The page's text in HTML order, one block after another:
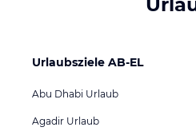
Urlaubsziele AB-EL
Abu Dhabi Urlaub
Agadir Urlaub